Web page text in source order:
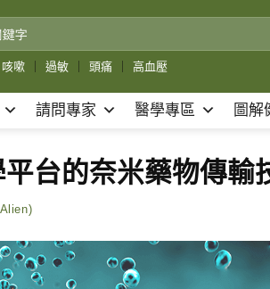
咳嗽 過敏 頭痛 高血壓
請問專家 醫學專區 圖解
台的奈米藥物傳輸